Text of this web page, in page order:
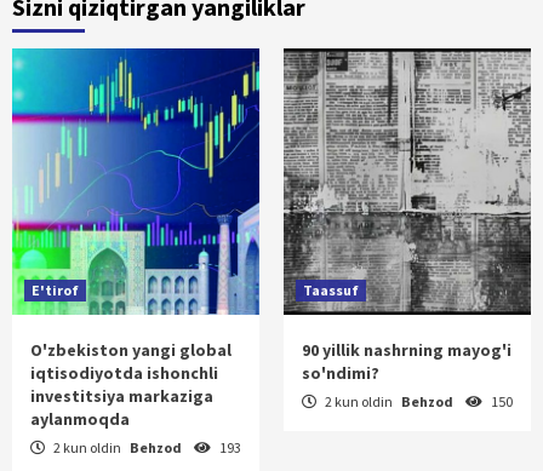
Sizni qiziqtirgan yangiliklar
E'tirof
O'zbekiston yangi global
iqtisodiyotda ishonchli
investitsiya markaziga
aylanmoqda
2 kun oldin Behzod 193
Taassuf
90 yillik nashrning mayog'i
so'ndimi?
2 kun oldin Behzod 150